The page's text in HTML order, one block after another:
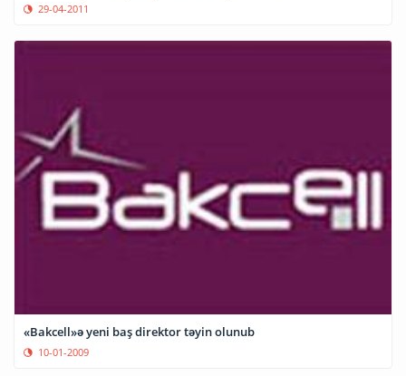
29-04-2011
«Bakcell»ə yeni baş direktor təyin olunub
10-01-2009